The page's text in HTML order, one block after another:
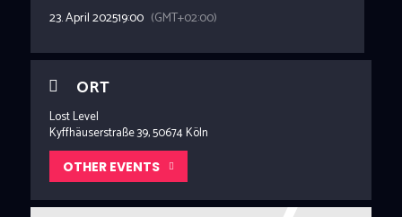
23. April 202519:00 (GMT+02:00)
ORT
Lost Level
Kyffhäuserstraße 39, 50674 Köln
OTHER EVENTS